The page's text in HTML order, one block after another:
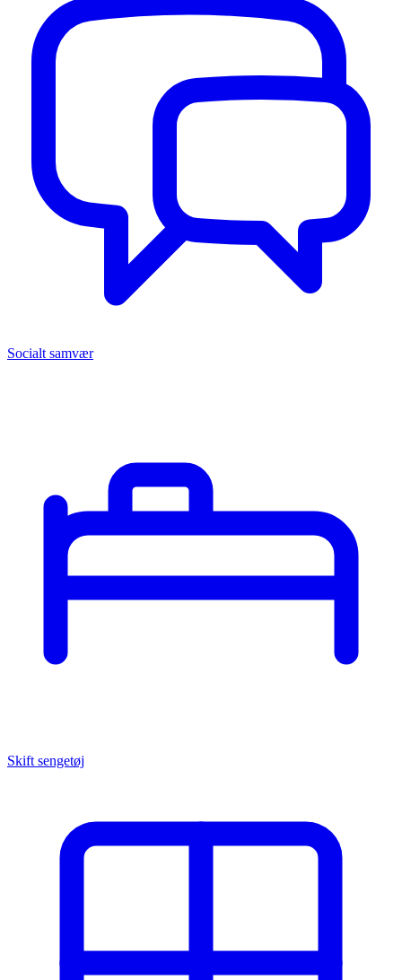
Socialt samvær
Skift sengetøj